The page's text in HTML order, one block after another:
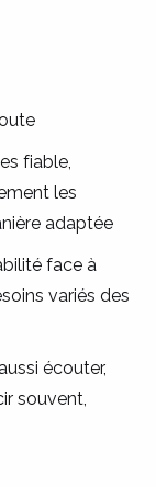
fiable,
les
adaptée
face à
variés des
écouter,
souvent,